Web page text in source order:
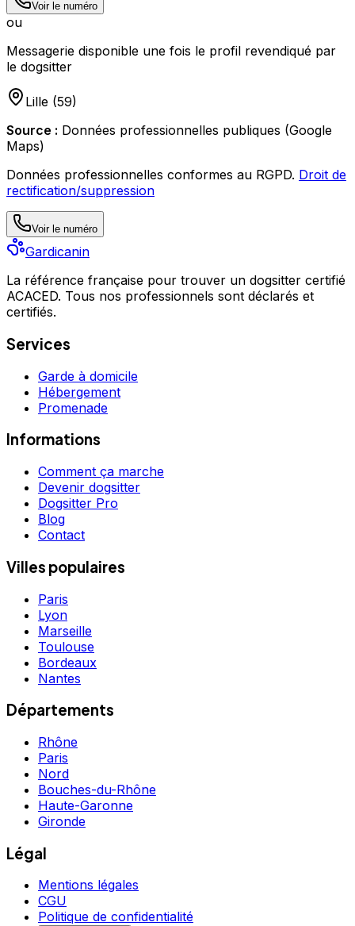
Voir le numéro
ou
Messagerie disponible une fois le profil revendiqué par
le dogsitter
Lille (59)
Source : Données professionnelles publiques (Google
Maps)
Données professionnelles conformes au RGPD. Droit de
rectification/suppression
Voir le numéro
Gardicanin
La référence française pour trouver un dogsitter certifié
ACACED. Tous nos professionnels sont déclarés et
certifiés.
Services
Garde à domicile
Hébergement
Promenade
Informations
Comment ça marche
Devenir dogsitter
Dogsitter Pro
Blog
Contact
Villes populaires
Paris
Lyon
Marseille
Toulouse
Bordeaux
Nantes
Départements
Rhône
Paris
Nord
Bouches-du-Rhône
Haute-Garonne
Gironde
Légal
Mentions légales
CGU
Politique de confidentialité